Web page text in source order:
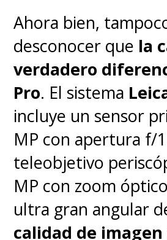
profundidad y
avanzadas para
ciclistas.
Finalmente, todo
despliegue técnico
sensores está
histórica fortaleza
que es la
de contar con una
Ahora bien,
desconocer que la
verdadero
Pro. El sistema
incluye un sensor
MP con apertura f/
teleobjetivo
MP con zoom
ultra gran angular
calidad de imagen